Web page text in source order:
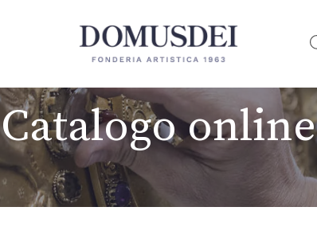
Catalogo online